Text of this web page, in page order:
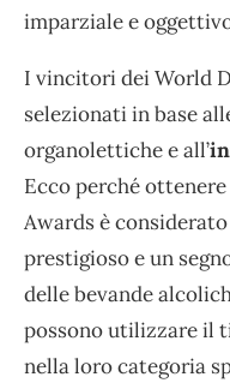
imparziale e
I vincitori dei World
selezionati in base
organolettiche e all’
Ecco perché
Awards è
prestigioso e un
delle bevande
possono utilizzare il
nella loro categoria